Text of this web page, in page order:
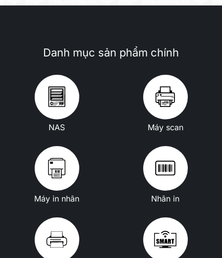
Danh mục sản phẩm chính
NAS Máy scan
Máy in nhãn Nhãn in